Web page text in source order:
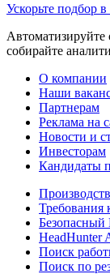
Ускорьте подбор
Автоматизируйте
собирайте
О компании
Наши
Партнерам
Реклама на
Новости и
Инвесторам
Кандидаты
Безопасный
HeadHunter
Поиск
Поиск по